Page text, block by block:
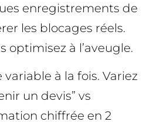
enregistrements de
les blocages réels.
optimisez à l’aveugle.
à la fois. Variez
un devis” vs
chiffrée en 2